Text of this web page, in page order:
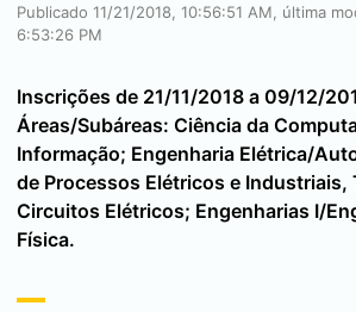
Publicado 11/21/2018, 10:56:51 AM, última
6:53:26 PM
Inscrições de 21/11/2018 a 09/12/
Áreas/Subáreas: Ciência da
Informação; Engenharia Elétrica/
de Processos Elétricos e Industriais,
Circuitos Elétricos; Engenharias I/
Física.